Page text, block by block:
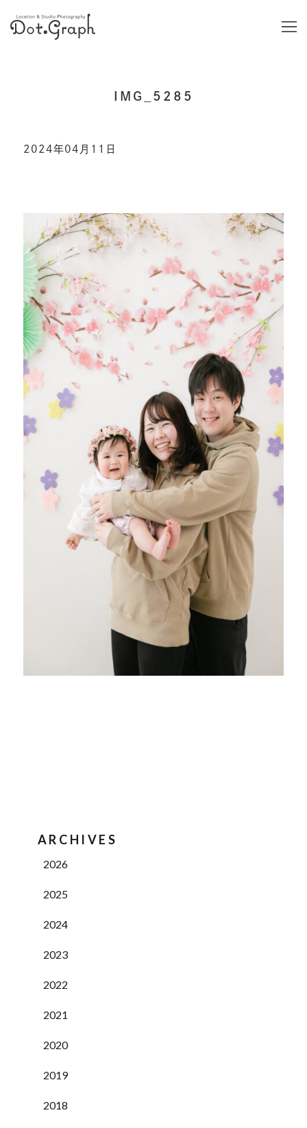
IMG_5285
2024年04月11日
ARCHIVES
2026
2025
2024
2023
2022
2021
2020
2019
2018